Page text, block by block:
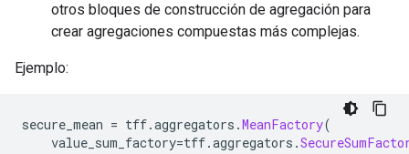
otros bloques de construcción de agregación para
crear agregaciones compuestas más complejas.
Ejemplo:
secure_mean = tff.aggregators .MeanFactory(
value_sum_factory=tff.aggregators .